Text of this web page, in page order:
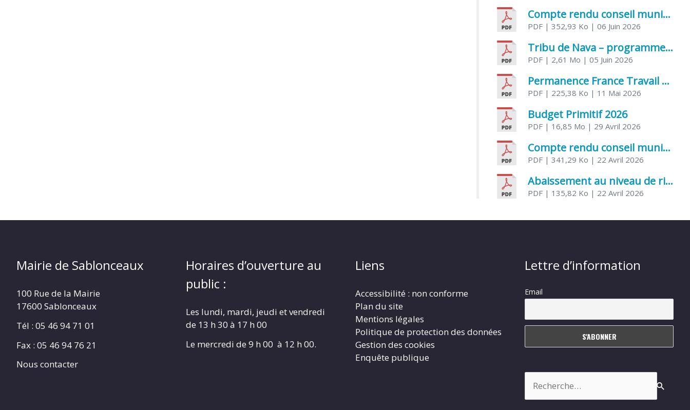
Compte rendu conseil municipal – 21 avril 2026
PDF | 352,93 Ko | 06 Juin 2026
Tribu de Nava – programme et inscriptions été 2026
PDF | 2,61 Mo | 05 Juin 2026
Permanence France Travail au CCAS de Saujon Juin 2026
PDF | 225,38 Ko | 11 Mai 2026
Budget Primitif 2026
PDF | 16,85 Mo | 29 Avril 2026
Compte rendu conseil municipal – 7 avril 2026
PDF | 341,29 Ko | 22 Avril 2026
Abaissement au niveau de risque modéré de l’Influenza aviaire
PDF | 135,82 Ko | 22 Avril 2026
Mairie de Sablonceaux
100 Rue de la Mairie
17600 Sablonceaux
Tél : 05 46 94 71 01
Fax : 05 46 94 76 21
Nous contacter
Horaires d’ouverture au
public :
Les lundi, mardi, jeudi et vendredi
de 13 h 30 à 17 h 00
Le mercredi de 9 h 00 à 12 h 00.
Liens
Accessibilité : non conforme
Plan du site
Mentions légales
Politique de protection des données
Gestion des cookies
Enquête publique
Lettre d’information
Email